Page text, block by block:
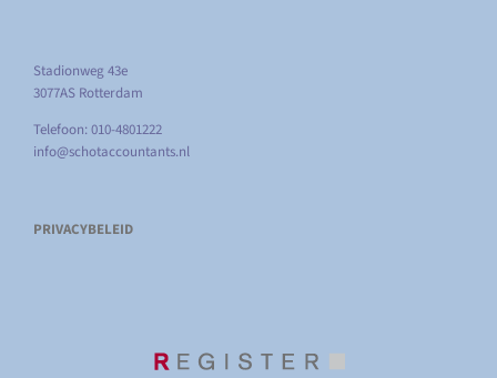
Stadionweg 43e
3077AS Rotterdam
Telefoon: 010-4801222
info@schotaccountants.nl
PRIVACYBELEID